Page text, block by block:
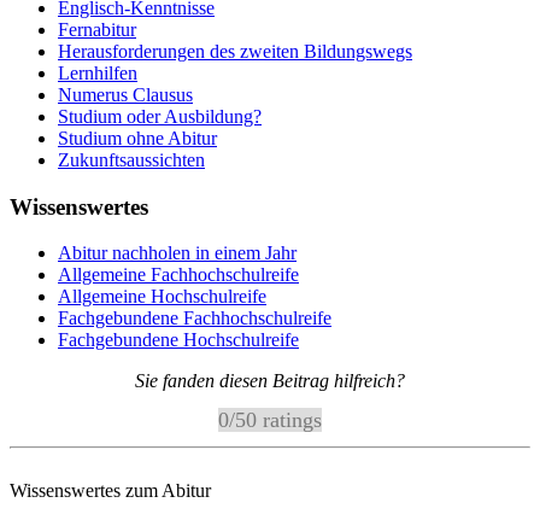
Englisch-Kenntnisse
Fernabitur
Herausforderungen des zweiten Bildungswegs
Lernhilfen
Numerus Clausus
Studium oder Ausbildung?
Studium ohne Abitur
Zukunftsaussichten
Wissenswertes
Abitur nachholen in einem Jahr
Allgemeine Fachhochschulreife
Allgemeine Hochschulreife
Fachgebundene Fachhochschulreife
Fachgebundene Hochschulreife
Sie fanden diesen Beitrag hilfreich?
0/50 ratings
Wissenswertes zum Abitur